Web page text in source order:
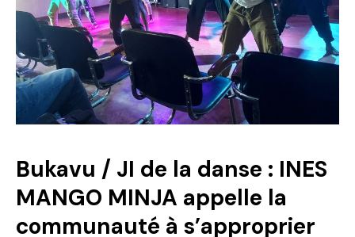
Bukavu / JI de la danse : INES
MANGO MINJA appelle la
communauté à s’approprier